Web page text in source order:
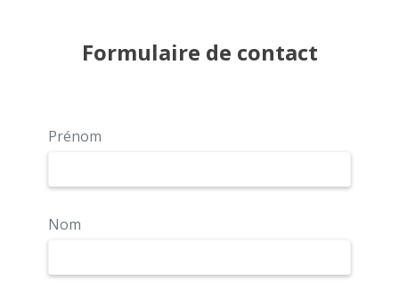
Formulaire de contact
Prénom
Nom